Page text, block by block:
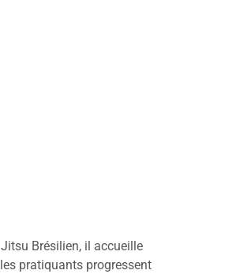
Brésilien, il accueille
pratiquants progressent